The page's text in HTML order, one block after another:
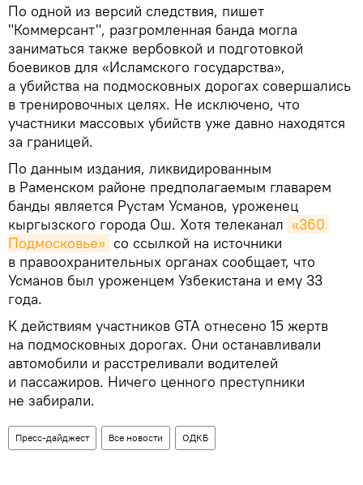
По одной из версий следствия, пишет
"Коммерсант", разгромленная банда могла
заниматься также вербовкой и подготовкой
боевиков для «Исламского государства»,
а убийства на подмосковных дорогах совершались
в тренировочных целях. Не исключено, что
участники массовых убийств уже давно находятся
за границей.
По данным издания, ликвидированным
в Раменском районе предполагаемым главарем
банды является Рустам Усманов, уроженец
кыргызского города Ош. Хотя телеканал «360
Подмосковье» со ссылкой на источники
в правоохранительных органах сообщает, что
Усманов был уроженцем Узбекистана и ему 33
года.
К действиям участников GTA отнесено 15 жертв
на подмосковных дорогах. Они останавливали
автомобили и расстреливали водителей
и пассажиров. Ничего ценного преступники
не забирали.
Пресс-дайджест Все новости ОДКБ